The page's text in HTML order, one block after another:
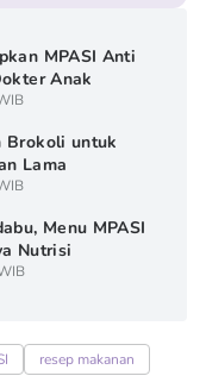
MPASI Anti
Anak
Brokoli untuk
Lama
Menu MPASI
Nutrisi
resep makanan